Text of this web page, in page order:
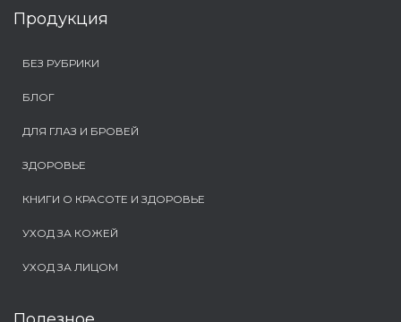
Продукция
БЕЗ РУБРИКИ
БЛОГ
ДЛЯ ГЛАЗ И БРОВЕЙ
ЗДОРОВЬЕ
КНИГИ О КРАСОТЕ И ЗДОРОВЬЕ
УХОД ЗА КОЖЕЙ
УХОД ЗА ЛИЦОМ